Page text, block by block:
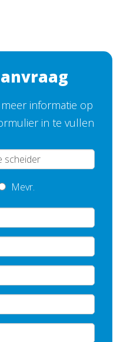
informatie op
in te vullen
Mevr.